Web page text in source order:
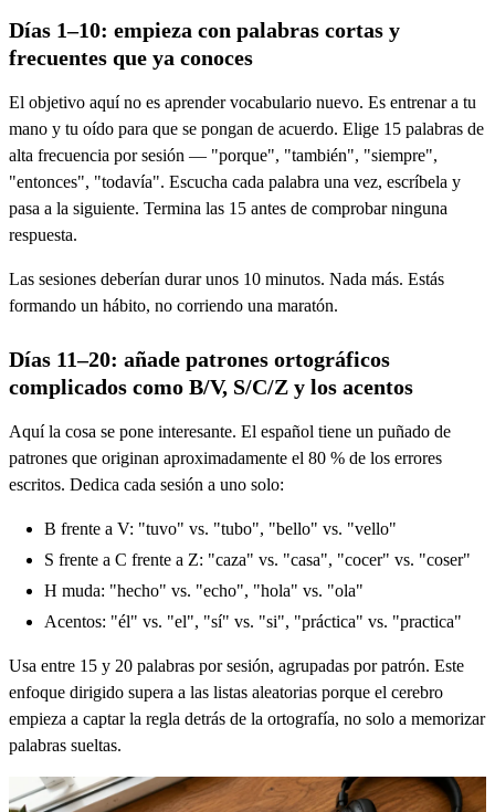
Días 1–10: empieza con palabras cortas y
frecuentes que ya conoces
El objetivo aquí no es aprender vocabulario nuevo. Es entrenar a tu
mano y tu oído para que se pongan de acuerdo. Elige 15 palabras de
alta frecuencia por sesión — "porque", "también", "siempre",
"entonces", "todavía". Escucha cada palabra una vez, escríbela y
pasa a la siguiente. Termina las 15 antes de comprobar ninguna
respuesta.
Las sesiones deberían durar unos 10 minutos. Nada más. Estás
formando un hábito, no corriendo una maratón.
Días 11–20: añade patrones ortográficos
complicados como B/V, S/C/Z y los acentos
Aquí la cosa se pone interesante. El español tiene un puñado de
patrones que originan aproximadamente el 80 % de los errores
escritos. Dedica cada sesión a uno solo:
B frente a V: "tuvo" vs. "tubo", "bello" vs. "vello"
S frente a C frente a Z: "caza" vs. "casa", "cocer" vs. "coser"
H muda: "hecho" vs. "echo", "hola" vs. "ola"
Acentos: "él" vs. "el", "sí" vs. "si", "práctica" vs. "practica"
Usa entre 15 y 20 palabras por sesión, agrupadas por patrón. Este
enfoque dirigido supera a las listas aleatorias porque el cerebro
empieza a captar la regla detrás de la ortografía, no solo a memorizar
palabras sueltas.